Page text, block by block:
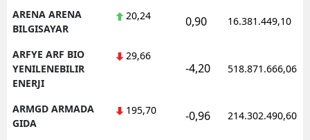
ARENA ARENA
BILGISAYAR
20,24 0,90 16.381.449,10
ARFYE ARF BIO
YENILENEBILIR
ENERJI
29,66
-4,20 518.871.666,06
ARMGD ARMADA
GIDA
195,70 -0,96 214.302.490,60